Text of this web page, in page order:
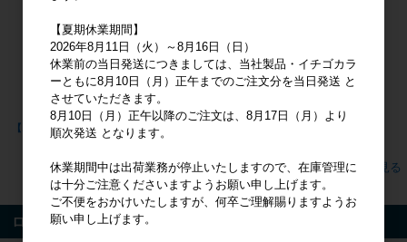
【エムズハーブ】美らヘナ500g
すべてのおすすめ商品を見る
ログイン
【夏期休業期間】
2026年8月11日（火）～8月16日（日）
休業前の当日発送につきましては、当社製品・イチゴカラ
ーともに8月10日（月）正午までのご注文分を当日発送 と
させていただきます。
8月10日（月）正午以降のご注文は、8月17日（月）より
順次発送 となります。
休業期間中は出荷業務が停止いたしますので、在庫管理に
は十分ご注意くださいますようお願い申し上げます。
ご不便をおかけいたしますが、何卒ご理解賜りますようお
願い申し上げます。